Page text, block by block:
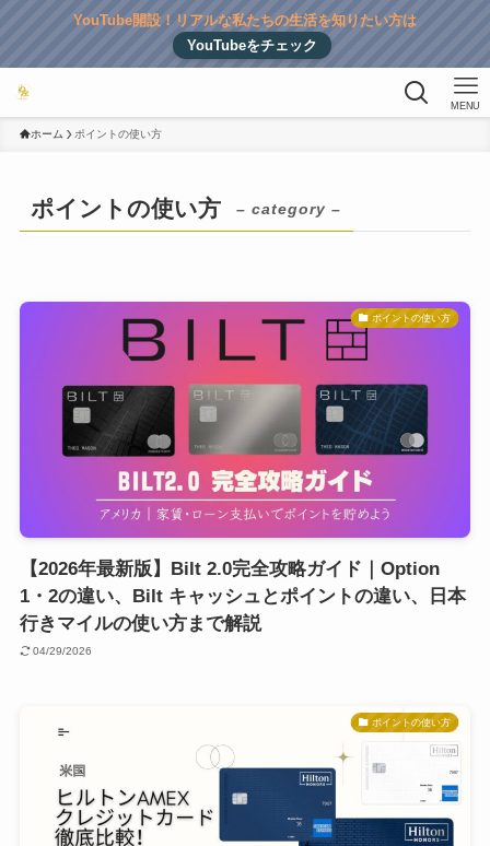
YouTube開設！リアルな私たちの生活を知りたい方は
YouTubeをチェック
MENU
ホーム ポイントの使い方
ポイントの使い方 – category –
ポイントの使い方
【2026年最新版】Bilt 2.0完全攻略ガイド｜Option
1・2の違い、Bilt キャッシュとポイントの違い、日本
行きマイルの使い方まで解説
04/29/2026
ポイントの使い方